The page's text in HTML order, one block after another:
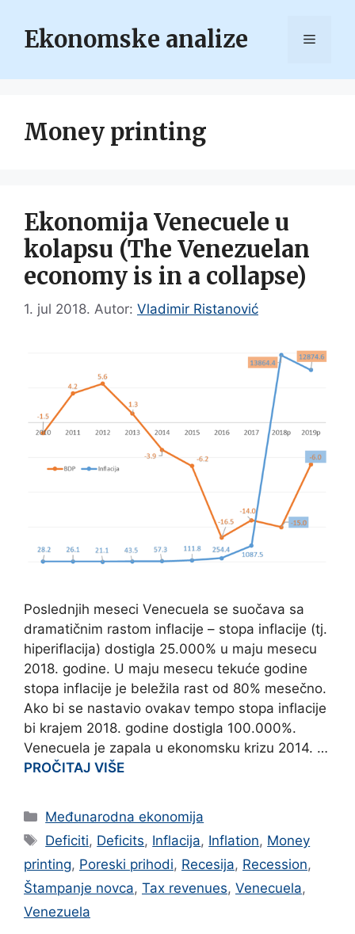
contentEkonomske analize Menu
Money printing
Ekonomija Venecuele u
kolapsu (The Venezuelan
economy is in a collapse)
1. jul 2018. Autor: Vladimir Ristanović
Poslednjih meseci Venecuela se suočava sa
dramatičnim rastom inflacije – stopa inflacije (tj.
hiperiflacija) dostigla 25.000% u maju mesecu
2018. godine. U maju mesecu tekuće godine
stopa inflacije je beležila rast od 80% mesečno.
Ako bi se nastavio ovakav tempo stopa inflacije
bi krajem 2018. godine dostigla 100.000%.
Venecuela je zapala u ekonomsku krizu 2014. …
PROČITAJ VIŠE
Categories
Međunarodna ekonomija
Tags
Deficiti, Deficits, Inflacija, Inflation, Money
printing, Poreski prihodi, Recesija, Recession,
Štampanje novca, Tax revenues, Venecuela,
Venezuela